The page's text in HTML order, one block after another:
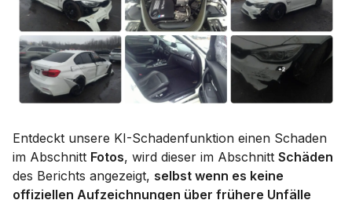
Entdeckt unsere KI-Schadenfunktion einen Schaden
im Abschnitt Fotos, wird dieser im Abschnitt Schäden
des Berichts angezeigt, selbst wenn es keine
offiziellen Aufzeichnungen über frühere Unfälle